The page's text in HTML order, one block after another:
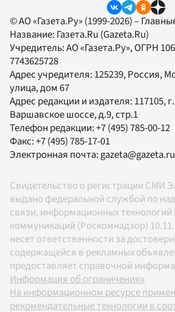
© АО «Газета.Ру» (1999-2026) –
Название: Газета.Ru (Gazeta.Ru)
Учредитель:АО «Газета.Ру», ОГРН
7743625728
Адрес учредителя: 125239, Россия,
улица, дом 67
Адрес редакции и издателя: 117105, г.
Варшавское шоссе, д.9, стр.1
Телефон редакции:+7 (495) 785-00-12
Факс:+7 (495) 785-17-01
Электронная почта:gazeta@gazeta.ru
Свидетельство о регистрации СМИ
выдано федеральной службой по
связи, информационных
коммуникаций (Роскомнадзор)
несет ответственности за
содержащейся в рекламных
предоставляет справочной
Информация об ограничениях
На информационном ресурсе
рекомендательные технологии в